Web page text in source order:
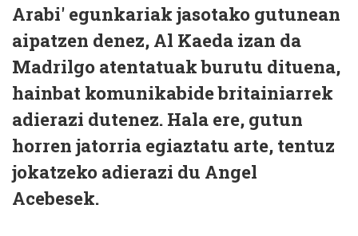
Arabi' egunkariak jasotako gutunean
aipatzen denez, Al Kaeda izan da
Madrilgo atentatuak burutu dituena,
hainbat komunikabide britainiarrek
adierazi dutenez. Hala ere, gutun
horren jatorria egiaztatu arte, tentuz
jokatzeko adierazi du Angel
Acebesek.